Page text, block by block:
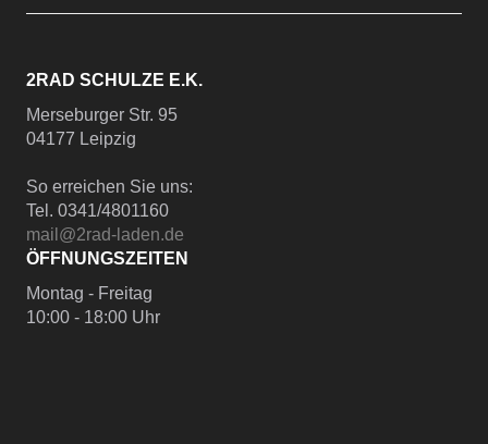
2RAD SCHULZE E.K.
Merseburger Str. 95
04177 Leipzig
So erreichen Sie uns:
Tel. 0341/4801160
mail@2rad-laden.de
ÖFFNUNGSZEITEN
Montag - Freitag
10:00 - 18:00 Uhr